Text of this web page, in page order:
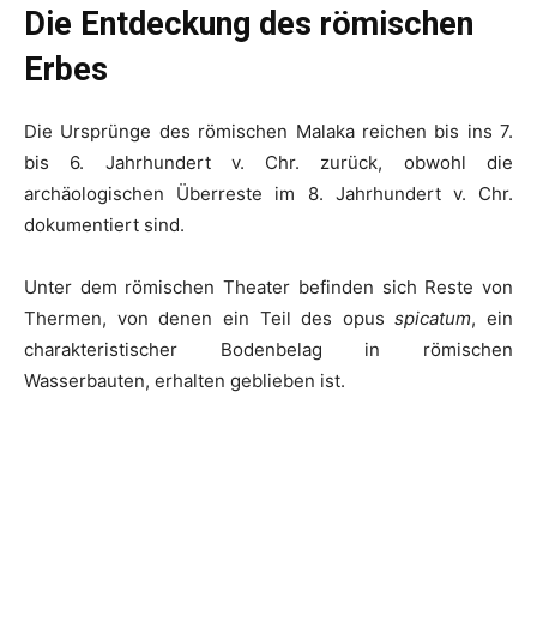
Die Entdeckung des römischen
Erbes
Die Ursprünge des römischen Malaka reichen bis ins 7.
bis 6. Jahrhundert v. Chr. zurück, obwohl die
archäologischen Überreste im 8. Jahrhundert v. Chr.
dokumentiert sind.
Unter dem römischen Theater befinden sich Reste von
Thermen, von denen ein Teil des opusspicatum, ein
charakteristischer Bodenbelag in römischen
Wasserbauten, erhalten geblieben ist.